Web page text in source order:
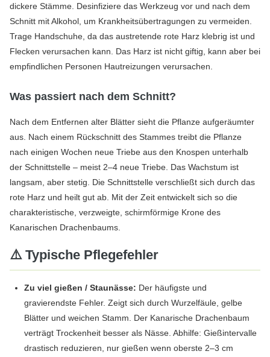
dickere Stämme. Desinfiziere das Werkzeug vor und nach dem
Schnitt mit Alkohol, um Krankheitsübertragungen zu vermeiden.
Trage Handschuhe, da das austretende rote Harz klebrig ist und
Flecken verursachen kann. Das Harz ist nicht giftig, kann aber bei
empfindlichen Personen Hautreizungen verursachen.
Was passiert nach dem Schnitt?
Nach dem Entfernen alter Blätter sieht die Pflanze aufgeräumter
aus. Nach einem Rückschnitt des Stammes treibt die Pflanze
nach einigen Wochen neue Triebe aus den Knospen unterhalb
der Schnittstelle – meist 2–4 neue Triebe. Das Wachstum ist
langsam, aber stetig. Die Schnittstelle verschließt sich durch das
rote Harz und heilt gut ab. Mit der Zeit entwickelt sich so die
charakteristische, verzweigte, schirmförmige Krone des
Kanarischen Drachenbaums.
⚠️ Typische Pflegefehler
Zu viel gießen / Staunässe: Der häufigste und
gravierendste Fehler. Zeigt sich durch Wurzelfäule, gelbe
Blätter und weichen Stamm. Der Kanarische Drachenbaum
verträgt Trockenheit besser als Nässe. Abhilfe: Gießintervalle
drastisch reduzieren, nur gießen wenn oberste 2–3 cm